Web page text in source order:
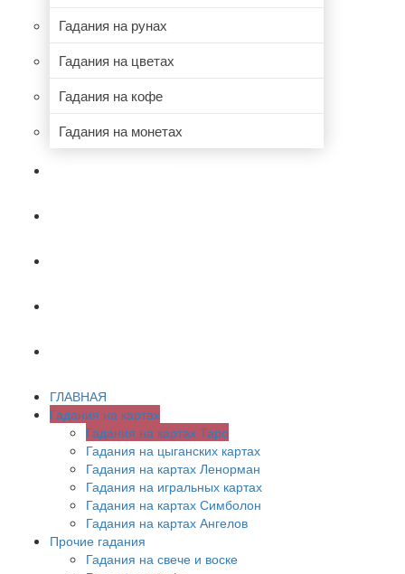
Гадания на рунах
Гадания на цветах
Гадания на кофе
Гадания на монетах
ГЛАВНАЯ
Гадания на картах
Гадания на картах Таро
Гадания на цыганских картах
Гадания на картах Ленорман
Гадания на игральных картах
Гадания на картах Симболон
Гадания на картах Ангелов
Прочие гадания
Гадания на свече и воске